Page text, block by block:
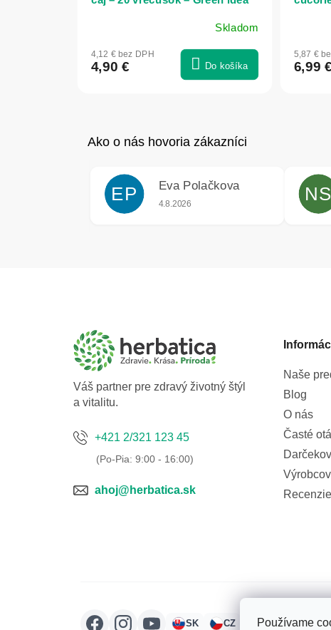
Používame
Skladom
4,12 € bez DPH
4,90 € Do košíka
5,87 €
6,99 €
EP Eva Polačkova
Hodnotenie obchodu je 5 z 5 hviezdičiek.
4.8.2026 NS
Váš partner pre zdravý životný štýl
a vitalitu.
+421 2/321 123 45
ahoj@herbatica.sk
Naše
Blog
O nás
Časté
Recenzie
SK CZ HU RO